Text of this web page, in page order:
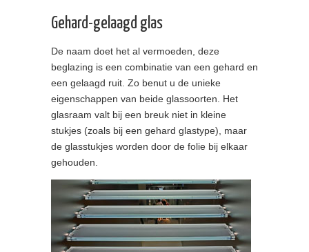
Gehard-gelaagd glas
De naam doet het al vermoeden, deze
beglazing is een combinatie van een gehard en
een gelaagd ruit. Zo benut u de unieke
eigenschappen van beide glassoorten. Het
glasraam valt bij een breuk niet in kleine
stukjes (zoals bij een gehard glastype), maar
de glasstukjes worden door de folie bij elkaar
gehouden.